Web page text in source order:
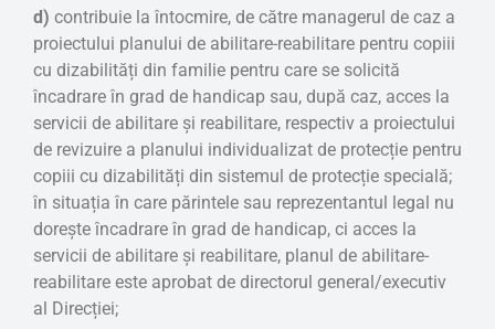
d) contribuie la întocmire, de către managerul de caz a
proiectului planului de abilitare-reabilitare pentru copiii
cu dizabilități din familie pentru care se solicită
încadrare în grad de handicap sau, după caz, acces la
servicii de abilitare și reabilitare, respectiv a proiectului
de revizuire a planului individualizat de protecție pentru
copiii cu dizabilități din sistemul de protecție specială;
în situația în care părintele sau reprezentantul legal nu
dorește încadrare în grad de handicap, ci acces la
servicii de abilitare și reabilitare, planul de abilitare-
reabilitare este aprobat de directorul general/executiv
al Direcției;